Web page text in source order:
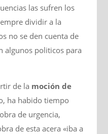
las sufren los
dividir a la
no se den cuenta de
algunos politicos para
de la moción de
ha habido tiempo
de urgencia,
de esta acera «iba a